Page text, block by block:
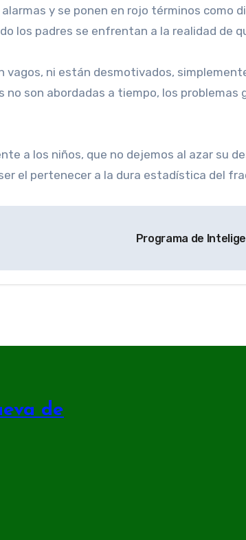
y se ponen en rojo términos como
los padres se enfrentan a la realidad de
vagos, ni están desmotivados,
son abordadas a tiempo, los problemas
a los niños, que no dejemos al azar su
el pertenecer a la dura estadística del
Programa de
de